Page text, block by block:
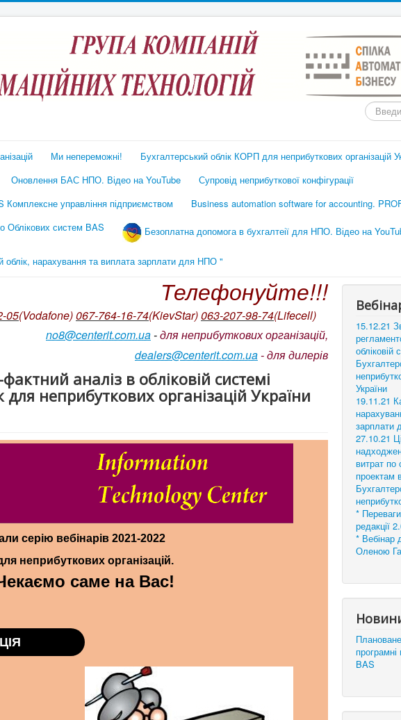
Пошук
Ми непереможні!
Бухгалтерський облік КОРП для неприбуткових організацій
Оновлення БАС НПО. Відео на YouTube
Супровід неприбуткової конфігурації
Комплексне управління підприємством
Business automation software for accounting.
Облікових систем BAS
Безоплатна допомога в бухгалтеії для НПО. Відео на
нарахування та виплата зарплати для НПО "
Телефонуйте!!!
05(Vodafone)067-764-16-74(KievStar)063-207-98-74(Lifecell)
no8@centerit.com.ua-для неприбуткових організацій,
dealers@centerit.com.ua-для дилерів
аналіз в обліковій системі
для неприбуткових організацій України
серію вебінарів 2021-2022
неприбуткових організацій.
саме на Вас!
15.12.21
обліковій
України
19.11.21
зарплати
27.10.21
витрат по
проектам
*
редакції
* Вебінар
Оленою
програмні
BAS